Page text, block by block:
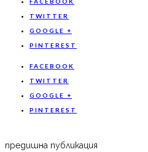
TWITTER
GOOGLE +
PINTEREST
FACEBOOK
TWITTER
GOOGLE +
PINTEREST
предишна публикация